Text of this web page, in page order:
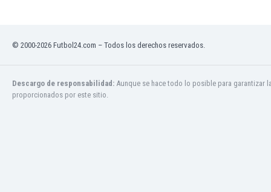
© 2000-2026 Futbol24.com – Todos los derechos reservados.
Descargo de responsabilidad: Aunque se hace todo lo posible para
proporcionados por este sitio.